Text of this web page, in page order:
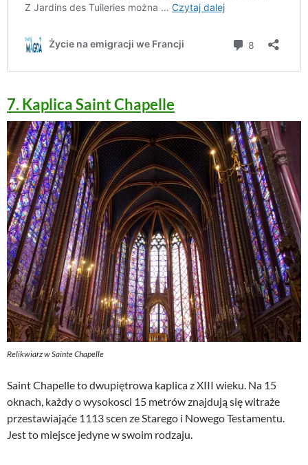
7. Kaplica Saint Chapelle
Relikwiarz w Sainte Chapelle
Saint Chapelle to dwupiętrowa kaplica z XIII wieku. Na 15
oknach, każdy o wysokosci 15 metrów znajdują się witraże
przestawiająće 1113 scen ze Starego i Nowego Testamentu.
Jest to miejsce jedyne w swoim rodzaju.